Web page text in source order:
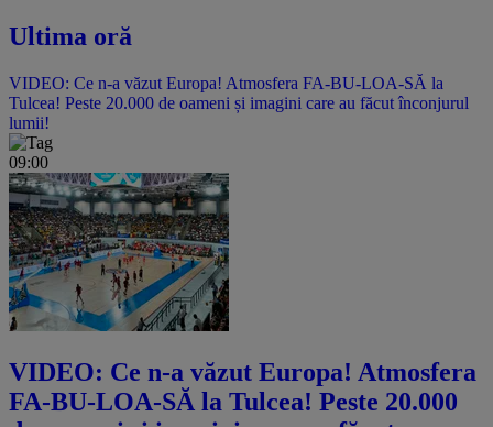
Ultima oră
VIDEO: Ce n-a văzut Europa! Atmosfera FA-BU-LOA-SĂ la
Tulcea! Peste 20.000 de oameni și imagini care au făcut înconjurul
lumii!
09:00
VIDEO: Ce n-a văzut Europa! Atmosfera
FA-BU-LOA-SĂ la Tulcea! Peste 20.000